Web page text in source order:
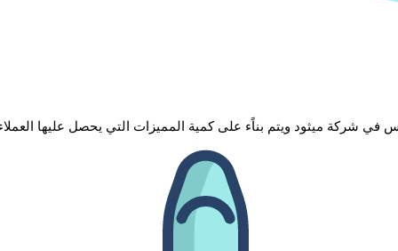
في شركة ميثود ويتم بناًء على كمية المميزات التي يحصل عليها